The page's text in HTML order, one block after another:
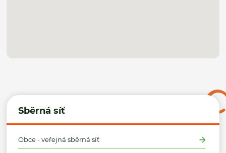
Sběrná síť
Obce - veřejná sběrná síť